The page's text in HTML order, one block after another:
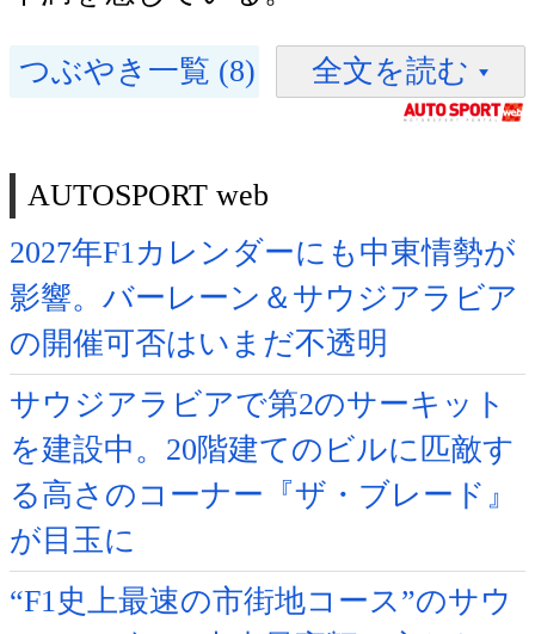
つぶやき一覧 (8) 全文を読む
AUTOSPORT web
2027年F1カレンダーにも中東情勢が
影響。バーレーン＆サウジアラビア
の開催可否はいまだ不透明
サウジアラビアで第2のサーキット
を建設中。20階建てのビルに匹敵す
る高さのコーナー『ザ・ブレード』
が目玉に
“F1史上最速の市街地コース”のサウ